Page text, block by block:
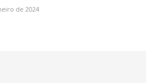
de 2024